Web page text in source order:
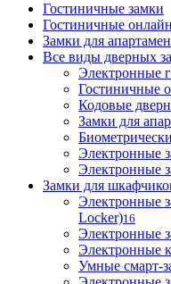
Гостиничные замки
Гостиничные
Замки для
Все виды дверных
Электронные
Гостиничные
Кодовые
Замки для
Электронные
Электронные
Замки для
Электронные
Locker)16
Электронные
Электронные
Умные смарт-